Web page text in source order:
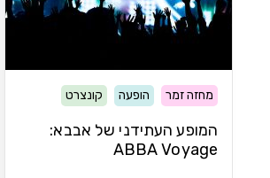
מחזה זמר הופעה קונצרט
המופע העתידני של אבבא:
ABBA Voyage